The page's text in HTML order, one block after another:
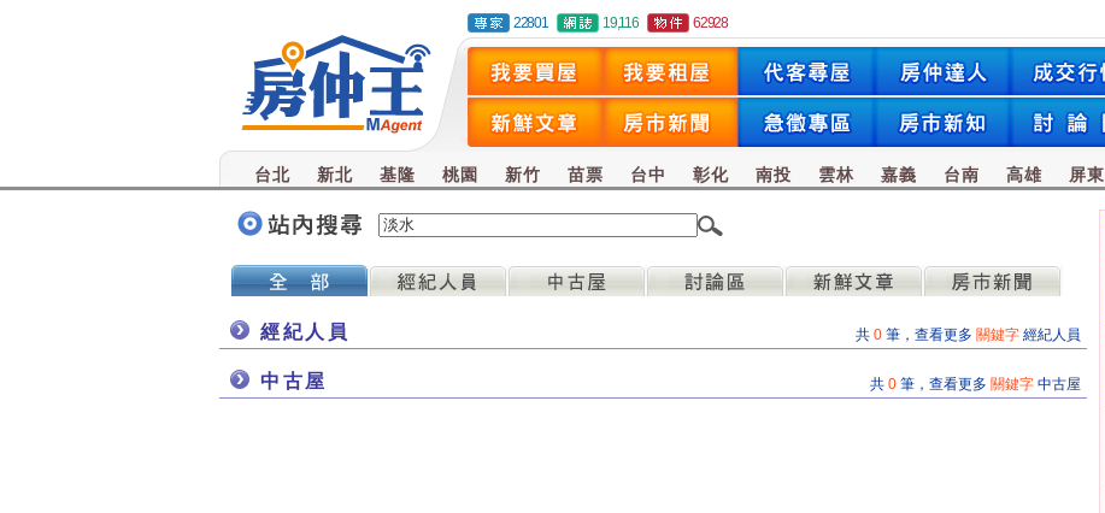
22801 19,116 62928
台北 新北 基隆 桃園 新竹 苗票 台中 彰化 南投 雲林 嘉義 台南 高雄 屏東
經紀人員 共 0 筆，查看更多 關鍵字 經紀人員
中古屋 共 0 筆，查看更多 關鍵字 中古屋